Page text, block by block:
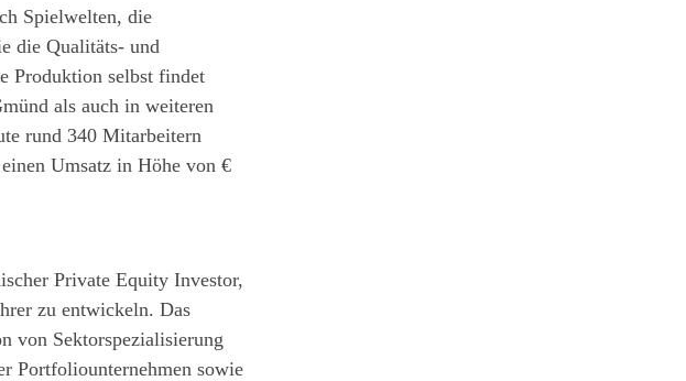
Spielwelten, die
die Qualitäts- und
Produktion selbst findet
als auch in weiteren
rund 340 Mitarbeitern
Umsatz in Höhe von €
Private Equity Investor,
zu entwickeln. Das
von Sektorspezialisierung
Portfoliounternehmen sowie